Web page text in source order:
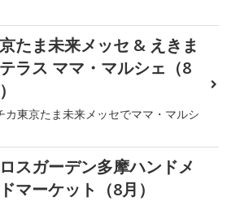
たま未来メッセ & えきま
ラス ママ・マルシェ（8
カ東京たま未来メッセでママ・マルシ
スガーデン多摩ハンドメ
マーケット（8月）